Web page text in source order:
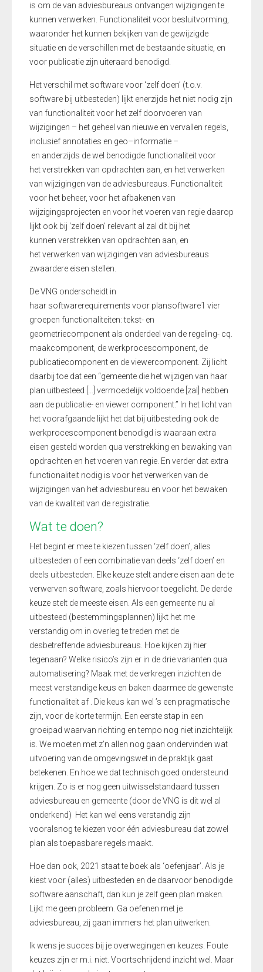
is om de van adviesbureaus ontvangen wijzigingen te
kunnen verwerken. Functionaliteit voor besluitvorming,
waaronder het kunnen bekijken van de gewijzigde
situatie en de verschillen met de bestaande situatie, en
voor publicatie zijn uiteraard benodigd.
Het verschil met software voor ‘zelf doen’ (t.o.v.
software bij uitbesteden) lijkt enerzijds het niet nodig zijn
van functionaliteit voor het zelf doorvoeren van
wijzigingen – het geheel van nieuwe en vervallen regels,
inclusief annotaties en geo–informatie –
en anderzijds dewel benodigde functionaliteit voor
hetverstrekken van opdrachten aan, en hetverwerken
van wijzigingen van de adviesbureaus . Functionaliteit
voor het beheer, voor het afbakenen van
wijzigingsprojecten en voor het voeren van regie daarop
lijkt ook bij ‘zelf doen’ relevant al zal dit bij het
kunnen verstrekken van opdrachten aan, en
hetverwerken van wijzigingen van adviesbureaus
zwaardere eisen stellen
De VNG onderscheidt in
haar softwarerequirements voor plansoftware1 vier
groepen functionaliteiten: tekst- en
geometriecomponent als onderdeel van de regeling- cq.
maakcomponent, de werkprocescomponent, de
publicatiecomponent en de viewercomponent. Zij licht
daarbij toe dat een “gemeente die het wijzigen van haar
plan uitbesteed
vermoedelijk voldoende [zal] hebben
aan de publicatie- en viewer component.” In het licht van
het voorafgaande lijkt het dat bij uitbesteding ook de
werkprocescomponent benodigd is waaraan extra
eisen gesteld worden qua verstrekking en bewaking van
opdrachten en het voeren van regie . En verder dat extra
functionaliteit nodig is voor het verwerken van de
wijzigingen van het adviesbureau en voor het bewaken
van de kwaliteit van de registratie.
Wat te doen?
Het begint er mee te kiezen tussen ‘zelf doen’, alles
uitbesteden of een combinatie van deels ‘zelf doen’ en
deels uitbesteden. Elke keuze stelt andere eisen aan de te
verwerven software, zoals hiervoor toegelicht. De derde
keuze stelt de meeste eisen. Als een gemeente nu al
uitbesteed (bestemmingsplannen) lijkt het me
verstandig om in overleg te treden met de
desbetreffende adviesbureaus . Hoe kijken zij hier
tegenaan? Welke risico’s zijn er in de drie varianten qua
automatisering? Maak met de verkregen inzichten de
meest verstandige keus en baken daarmee de gewenste
functionaliteit af
. Die keus kan wel ’s een pragmatische
zijn, voor de korte termijn. Een eerste stap in een
groeipad waarvan richting en tempo nog niet inzichtelijk
is. We moeten met z’n allen nog gaan ondervinden wat
uitvoering van de omgevingswet in de praktijk gaat
betekenen. En hoe we dat technisch goed ondersteund
krijgen. Zo is er nog geen uitwisselstandaard tussen
adviesbureau en gemeente (door de VNG is dit wel al
onderkend) Het kan wel eens verstandig zijn
vooralsnog te kiezen voor één adviesbureau dat zowel
plan als toepasbare regels maakt.
Hoe dan ook, 2021 staat te boek als ‘oefenjaar’. Als je
kiest voor (alles) uitbesteden en de daarvoor benodigde
software aanschaft, dan kun je zelf geen plan maken.
Lijkt me geen probleem. Ga oefenen met je
adviesbureau, zij gaan immers het plan uitwerken.
Ik wens je succes bij je overwegingen en keuzes. Foute
keuzes zijn er m.i. niet. Voortschrijdend inzicht wel. Maar